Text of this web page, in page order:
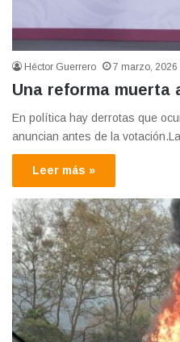
Héctor Guerrero 7 marzo, 2026
Una reforma muerta
En política hay derrotas que
anuncian antes de la
Leer más »